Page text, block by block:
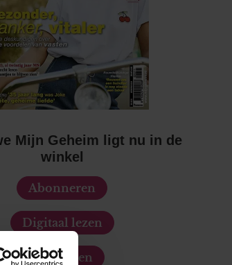
Mijn Geheim ligt nu in de
winkel
Abonneren
Digitaal lezen
Los kopen